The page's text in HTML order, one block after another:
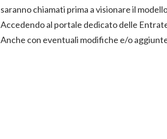
saranno chiamati prima a visionare il
Accedendo al portale dedicato delle
Anche con eventuali modifiche e/o